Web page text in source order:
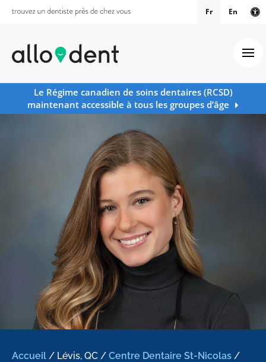
Fr En
Le Régime canadien de soins dentaires (RCSD)
maintenant accessible à tous les groupes d’âge
Accueil / Lévis, QC / Centre Dentaire St-Nicolas /